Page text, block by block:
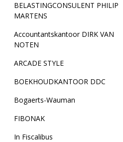
BELASTINGCONSULENT PHILIP
MARTENS
Accountantskantoor DIRK VAN
NOTEN
ARCADE STYLE
BOEKHOUDKANTOOR DDC
Bogaerts-Wauman
FIBONAK
In Fiscalibus